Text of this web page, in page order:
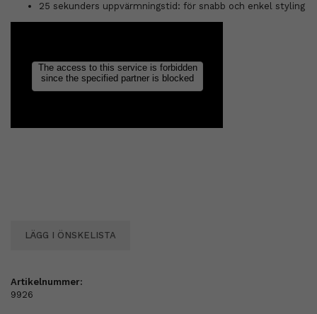
25 sekunders uppvärmningstid: för snabb och enkel styling
LÄGG I ÖNSKELISTA
Artikelnummer:
9926